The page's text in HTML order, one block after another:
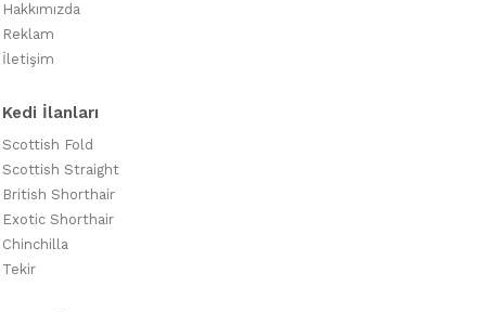
Hakkımızda
Reklam
İletişim
Kedi İlanları
Scottish Fold
Scottish Straight
British Shorthair
Exotic Shorthair
Chinchilla
Tekir